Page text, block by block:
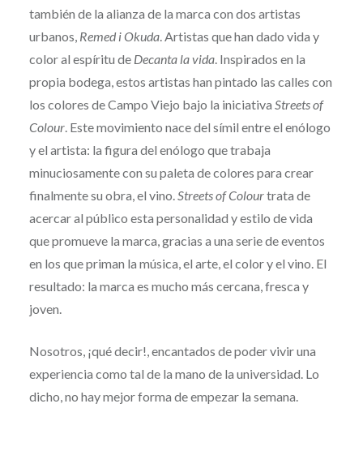
también de la alianza de la marca con dos artistas
urbanos, Remed i Okuda. Artistas que han dado vida y
color al espíritu de Decanta la vida. Inspirados en la
propia bodega, estos artistas han pintado las calles con
los colores de Campo Viejo bajo la iniciativa Streets of
Colour. Este movimiento nace del símil entre el enólogo
y el artista: la figura del enólogo que trabaja
minuciosamente con su paleta de colores para crear
finalmente su obra, el vino.Streets of Colourtrata de
acercar al público esta personalidad y estilo de vida
que promueve la marca, gracias a una serie de eventos
en los que priman la música, el arte, el color y el vino. El
resultado: la marca es mucho más cercana, fresca y
joven.
Nosotros, ¡qué decir!, encantados de poder vivir una
experiencia como tal de la mano de la universidad. Lo
dicho, no hay mejor forma de empezar la semana.